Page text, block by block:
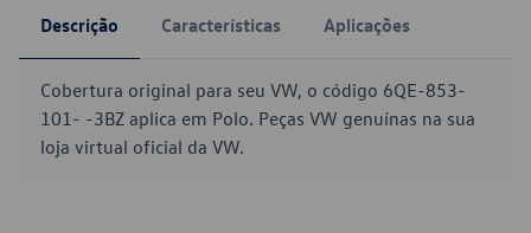
Descrição Características Aplicações
Cobertura original para seu VW, o código 6QE-853-
101- -3BZ aplica em Polo. Peças VW genuínas na sua
loja virtual oficial da VW.